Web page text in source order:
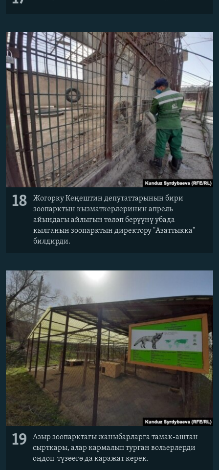
18
Жогорку Кеңештин депутаттарынын бири
зоопарктын кызматкерлеринин апрель
айындагы айлыгын төлөп берүүнү убада
кылганын зоопарктын директору "Азаттыкка"
билдирди.
19
Азыр зоопарктагы жаныбарларга тамак-аштан
сырткары, алар кармалып турган вольерлерди
оңдоп-түзөөгө да каражат керек.